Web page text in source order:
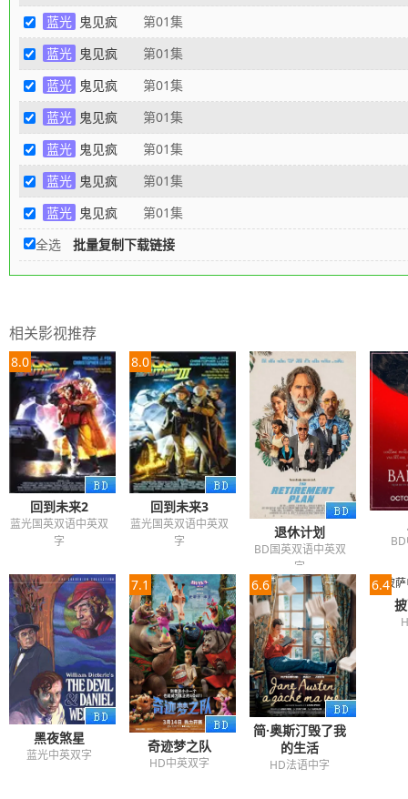
蓝光 鬼见疯 第01集
蓝光 鬼见疯 第01集
蓝光 鬼见疯 第01集
蓝光 鬼见疯 第01集
蓝光 鬼见疯 第01集
蓝光 鬼见疯 第01集
蓝光 鬼见疯 第01集
全选
批量复制下载链接
相关影视推荐
8.0
回到未来2
蓝光国英双语中英双
字
8.0
回到未来3
蓝光国英双语中英双
字
退休计划
BD国英双语中英双
字
黑夜煞星
蓝光中英双字
7.1
奇迹梦之队
HD中英双字
6.6
简·奥斯汀毁了我
的生活
HD法语中字
6.4